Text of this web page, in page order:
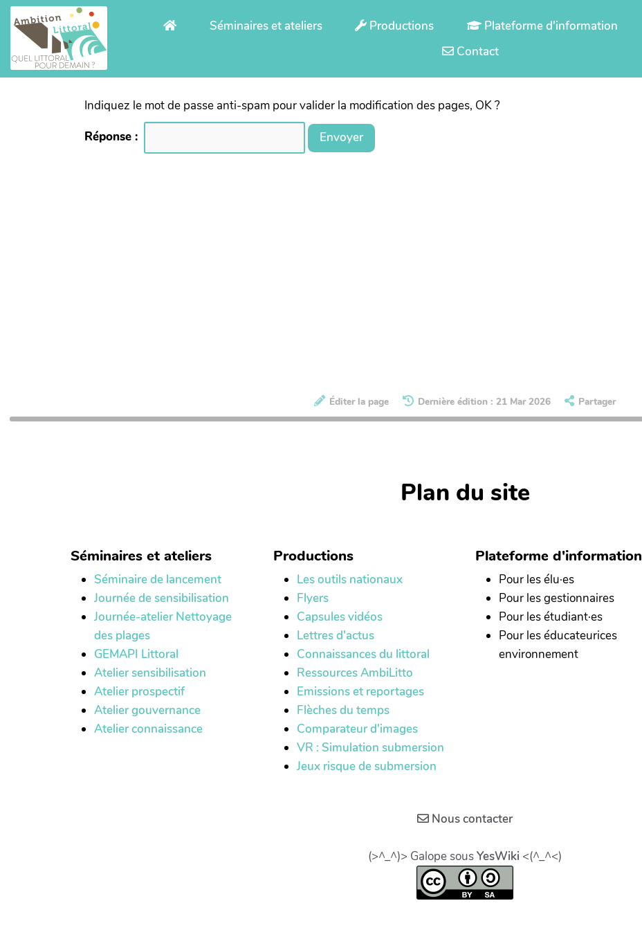
Aller au contenu principal
Séminaires et ateliers Productions Plateforme d'information
Contact
Indiquez le mot de passe anti-spam pour valider la modification des pages, OK ?
Réponse :
Envoyer
Éditer la page Dernière édition : 21 Mar 2026 Partager
Plan du site
Séminaires et ateliers
Séminaire de lancement
Journée de sensibilisation
Journée-atelier Nettoyage
des plages
GEMAPI Littoral
Atelier sensibilisation
Atelier prospectif
Atelier gouvernance
Atelier connaissance
Productions
Les outils nationaux
Flyers
Capsules vidéos
Lettres d'actus
Connaissances du littoral
Ressources AmbiLitto
Emissions et reportages
Flèches du temps
Comparateur d'images
VR : Simulation submersion
Jeux risque de submersion
Plateforme d'information
Pour les élu·es
Pour les gestionnaires
Pour les étudiant·es
Pour les éducateurices
environnement
Nous contacter
(>^_^)> Galope sousYesWiki <(^_^<)